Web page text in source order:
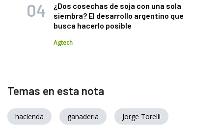
¿Dos cosechas de soja con una sola
siembra? El desarrollo argentino que
busca hacerlo posible
Agtech
Temas en esta nota
hacienda ganaderia Jorge Torelli